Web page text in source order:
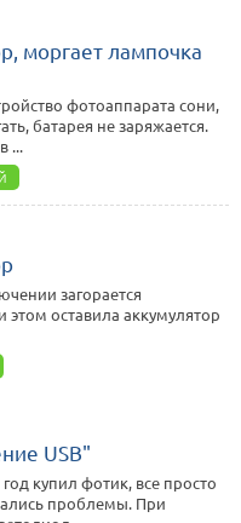
моргает лампочка
фотоаппарата сони,
батарея не заряжается.
...
загорается
этом оставила аккумулятор
USB"
купил фотик, все просто
проблемы. При